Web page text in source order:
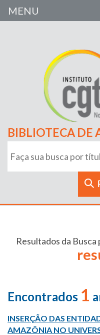
BIBLIOTECA DE
Resultados da Busca
Encontrados 1
INSERÇÃO DAS
AMAZÔNIA NO
MENU